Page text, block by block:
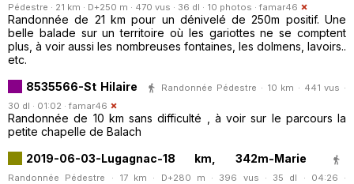
Pédestre · 21 km · D+250 m · 470 vus · 36 dl · 10 photos · famar46
Randonnée de 21 km pour un dénivelé de 250m positif. Une
belle balade sur un territoire où les gariottes ne se comptent
plus, à voir aussi les nombreuses fontaines, les dolmens, lavoirs..
etc.
8535566-St Hilaire
Randonnée Pédestre · 10 km · 441 vus ·
30 dl · 01:02 · famar46
Randonnée de 10 km sans difficulté , à voir sur le parcours la
petite chapelle de Balach
2019-06-03-Lugagnac-18 km, 342m-Marie
Randonnée Pédestre · 17 km · D+280 m · 396 vus · 35 dl · 04:26 ·